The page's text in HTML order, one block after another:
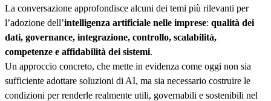
La conversazione approfondisce alcuni dei temi più rilevanti per
l’adozione dell’intelligenza artificiale nelle imprese: qualità dei
dati, governance, integrazione, controllo, scalabilità,
competenze e affidabilità dei sistemi.
Un approccio concreto, che mette in evidenza come oggi non sia
sufficiente adottare soluzioni di AI, ma sia necessario costruire le
condizioni per renderle realmente utili, governabili e sostenibili nel